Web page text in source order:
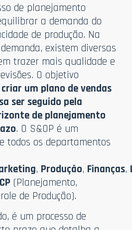
de planejamento
a demanda do
de produção. Na
existem diversas
trazer mais qualidade e
O objetivo
criar um plano de vendas
ser seguido pela
de planejamento
. O S&OP é um
todos os departamentos
, Produção, Finanças,
(Planejamento,
de Produção).
é um processo de